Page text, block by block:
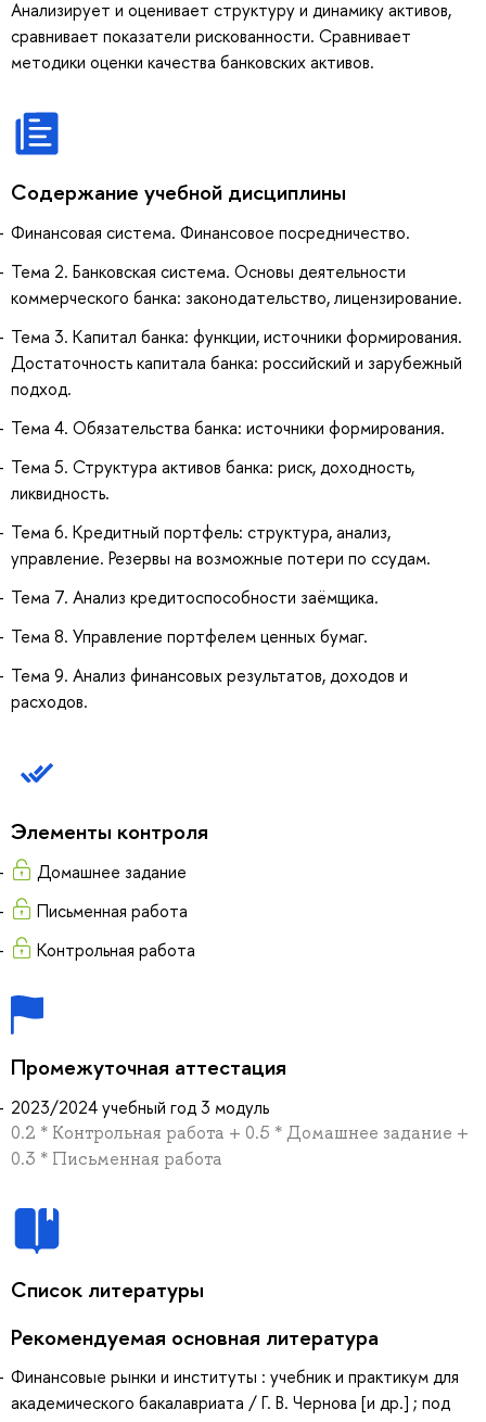
Анализирует и оценивает структуру и динамику активов,
сравнивает показатели рискованности. Сравнивает
методики оценки качества банковских активов.
Содержание учебной дисциплины
Финансовая система. Финансовое посредничество.
Тема 2. Банковская система. Основы деятельности
коммерческого банка: законодательство, лицензирование.
Тема 3. Капитал банка: функции, источники формирования.
Достаточность капитала банка: российский и зарубежный
подход.
Тема 4. Обязательства банка: источники формирования.
Тема 5. Структура активов банка: риск, доходность,
ликвидность.
Тема 6. Кредитный портфель: структура, анализ,
управление. Резервы на возможные потери по ссудам.
Тема 7. Анализ кредитоспособности заёмщика.
Тема 8. Управление портфелем ценных бумаг.
Тема 9. Анализ финансовых результатов, доходов и
расходов.
Элементы контроля
Домашнее задание
Письменная работа
Контрольная работа
Промежуточная аттестация
2023/2024 учебный год 3 модуль
0.2 * Контрольная работа + 0.5 * Домашнее задание +
0.3 * Письменная работа
Список литературы
Рекомендуемая основная литература
Финансовые рынки и институты : учебник и практикум для
академического бакалавриата / Г. В. Чернова [и др.] ; под